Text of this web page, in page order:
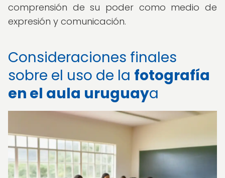
comprensión de su poder como medio de
expresión y comunicación.
Consideraciones finales
sobre el uso de la fotografía
en el aula uruguaya